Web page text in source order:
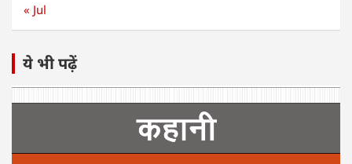
« Jul
ये भी पढ़ें